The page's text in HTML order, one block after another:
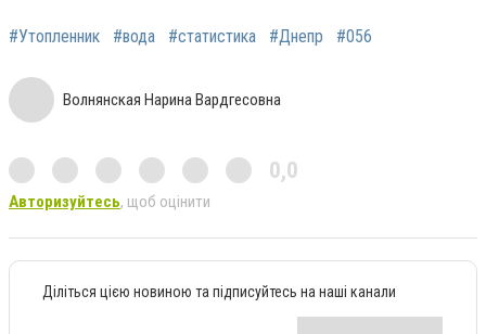
#Утопленник #вода #статистика #Днепр #056
Волнянская Нарина Вардгесовна
0,0
Авторизуйтесь, щоб оцінити
Діліться цією новиною та підписуйтесь на наші канали